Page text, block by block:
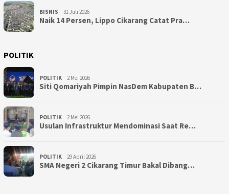
BISNIS 31 Juli 2026
Naik 14 Persen, Lippo Cikarang Catat Pra…
POLITIK
POLITIK 2 Mei 2026
Siti Qomariyah Pimpin NasDem Kabupaten B…
POLITIK 2 Mei 2026
Usulan Infrastruktur Mendominasi Saat Re…
POLITIK 29 April 2026
SMA Negeri 2 Cikarang Timur Bakal Dibang…